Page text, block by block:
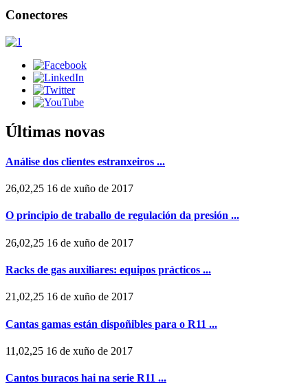
Conectores
Últimas novas
Análise dos clientes estranxeiros ...
26,02,25 16 de xuño de 2017
O principio de traballo de regulación da presión ...
26,02,25 16 de xuño de 2017
Racks de gas auxiliares: equipos prácticos ...
21,02,25 16 de xuño de 2017
Cantas gamas están dispoñibles para o R11 ...
11,02,25 16 de xuño de 2017
Cantos buracos hai na serie R11 ...